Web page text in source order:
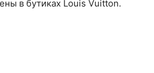
в бутиках Louis Vuitton.